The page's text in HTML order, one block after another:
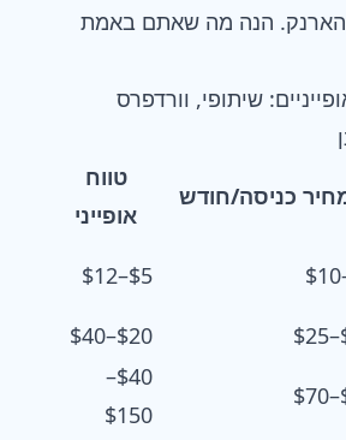
הארנק. הנה מה שאתם באמת
שיתופי, וורדפרס
כניסה/חודש
טווח
אופייני
$5–$12
$20–$40
$40–
$150